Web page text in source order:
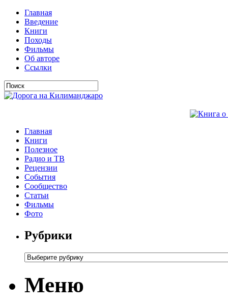
Главная
Введение
Книги
Походы
Фильмы
Об авторе
Ссылки
Главная
Книги
Полезное
Радио и ТВ
Рецензии
События
Сообщество
Статьи
Фильмы
Фото
Рубрики
Меню